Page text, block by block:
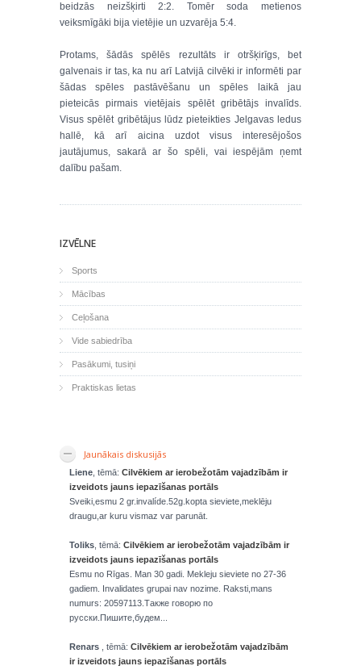
beidzās neizšķirti 2:2. Tomēr soda metienos
veiksmīgāki bija vietējie un uzvarēja 5:4.
Protams, šādās spēlēs rezultāts ir otršķirīgs, bet
galvenais ir tas, ka nu arī Latvijā cilvēki ir informēti par
šādas spēles pastāvēšanu un spēles laikā jau
pieteicās pirmais vietējais spēlēt gribētājs invalīds.
Visus spēlēt gribētājus lūdz pieteikties Jelgavas ledus
hallē, kā arī aicina uzdot visus interesējošos
jautājumus, sakarā ar šo spēli, vai iespējām ņemt
dalību pašam.
IZVĒLNE
Sports
Mācības
Ceļošana
Vide sabiedrība
Pasākumi, tusiņi
Praktiskas lietas
Jaunākais diskusijās
Liene , tēmā: Cilvēkiem ar ierobežotām vajadzībām ir
izveidots jauns iepazīšanas portāls
Sveiki,esmu 2 gr.invalíde.52g.kopta sieviete,meklēju
draugu,ar kuru vismaz var parunāt.
Toliks , tēmā: Cilvēkiem ar ierobežotām vajadzībām ir
izveidots jauns iepazīšanas portāls
Esmu no Rīgas. Man 30 gadi. Mekleju sieviete no 27-36
gadiem. Invalidates grupai nav nozime. Raksti,mans
numurs: 20597113.Также говорю по
русски.Пишите,будем...
Renars , tēmā: Cilvēkiem ar ierobežotām vajadzībām
ir izveidots jauns iepazīšanas portāls